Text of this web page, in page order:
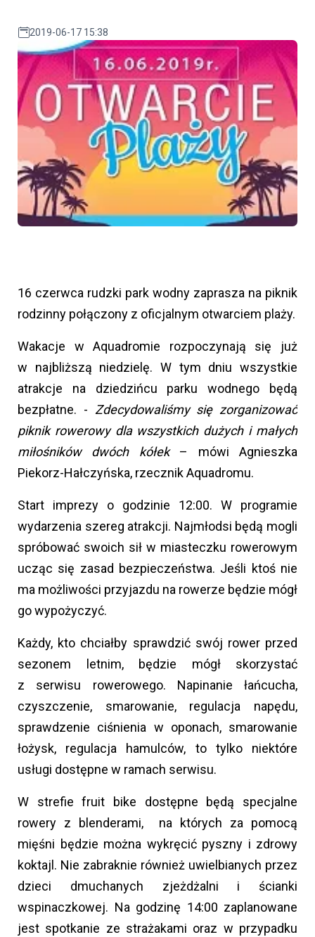
2019-06-17 15:38
16 czerwca rudzki park wodny zaprasza na piknik
rodzinny połączony z oficjalnym otwarciem plaży.
Wakacje w Aquadromie rozpoczynają się już
w najbliższą niedzielę. W tym dniu wszystkie
atrakcje na dziedzińcu parku wodnego będą
bezpłatne. - Zdecydowaliśmy się zorganizować
piknik rowerowy dla wszystkich dużych i małych
miłośników dwóch kółek – mówi Agnieszka
Piekorz-Hałczyńska, rzecznik Aquadromu.
Start imprezy o godzinie 12:00. W programie
wydarzenia szereg atrakcji. Najmłodsi będą mogli
spróbować swoich sił w miasteczku rowerowym
ucząc się zasad bezpieczeństwa. Jeśli ktoś nie
ma możliwości przyjazdu na rowerze będzie mógł
go wypożyczyć.
Każdy, kto chciałby sprawdzić swój rower przed
sezonem letnim, będzie mógł skorzystać
z serwisu rowerowego. Napinanie łańcucha,
czyszczenie, smarowanie, regulacja napędu,
sprawdzenie ciśnienia w oponach, smarowanie
łożysk, regulacja hamulców, to tylko niektóre
usługi dostępne w ramach serwisu.
W strefie fruit bike dostępne będą specjalne
rowery z blenderami, na których za pomocą
mięśni będzie można wykręcić pyszny i zdrowy
koktajl. Nie zabraknie również uwielbianych przez
dzieci dmuchanych zjeżdżalni i ścianki
wspinaczkowej. Na godzinę 14:00 zaplanowane
jest spotkanie ze strażakami oraz w przypadku